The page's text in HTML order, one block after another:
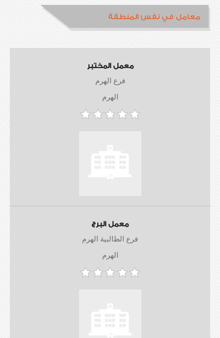
معامل في نفس المنطقة
معمل المختبر
فرع الهرم
الهرم
معمل البرج
فرع الطالبية الهرم
الهرم